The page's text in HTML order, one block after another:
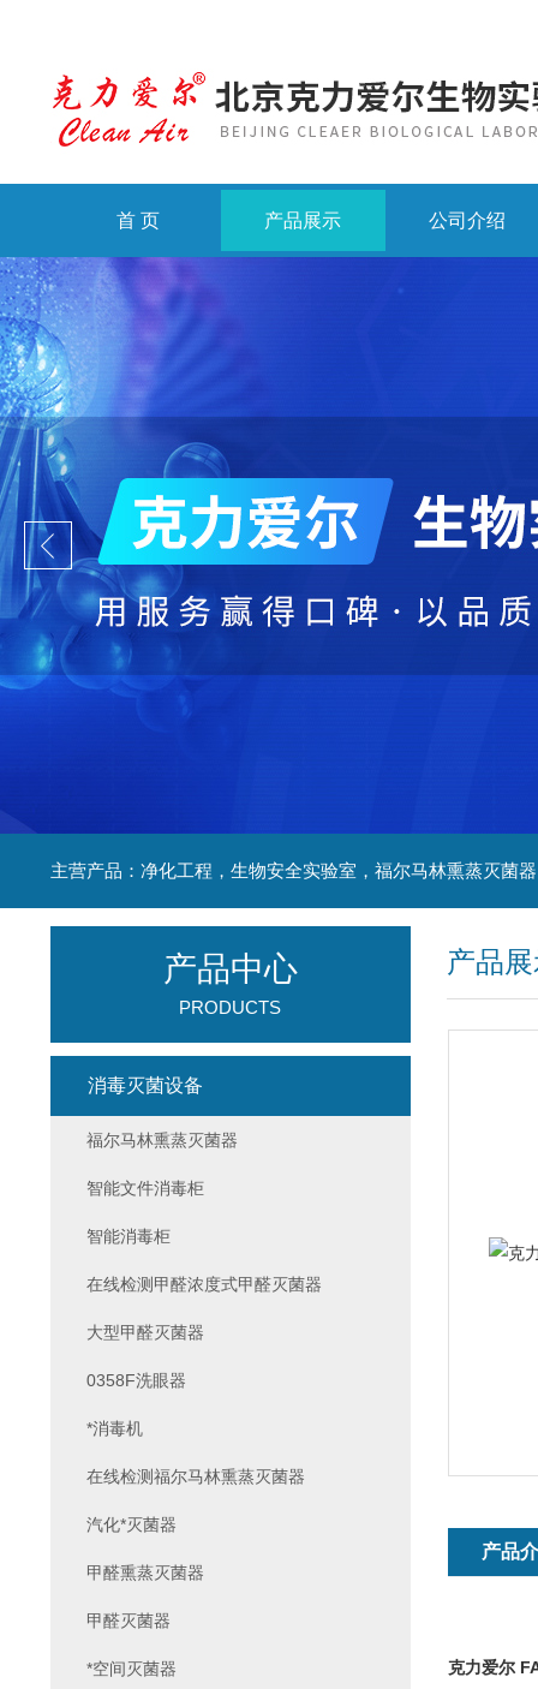
首 页 产品展示 公司介绍
产品
产品
克力爱尔
产品中心
PRODUCTS
消毒灭菌设备
福尔马林熏蒸灭菌器
智能文件消毒柜
智能消毒柜
在线检测甲醛浓度式甲醛灭菌器
大型甲醛灭菌器
0358F洗眼器
*消毒机
在线检测福尔马林熏蒸灭菌器
汽化*灭菌器
甲醛熏蒸灭菌器
甲醛灭菌器
*空间灭菌器